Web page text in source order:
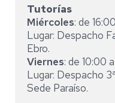
Tutorías
Miércoles: de
Lugar: Despacho
Ebro.
Viernes: de 10:00
Lugar: Despacho
Sede Paraíso.